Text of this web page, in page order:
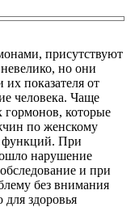
присутствуют
но они
показателя от
человека. Чаще
гормонов, которые
по женскому
функций. При
нарушение
и при
без внимания
для здоровья